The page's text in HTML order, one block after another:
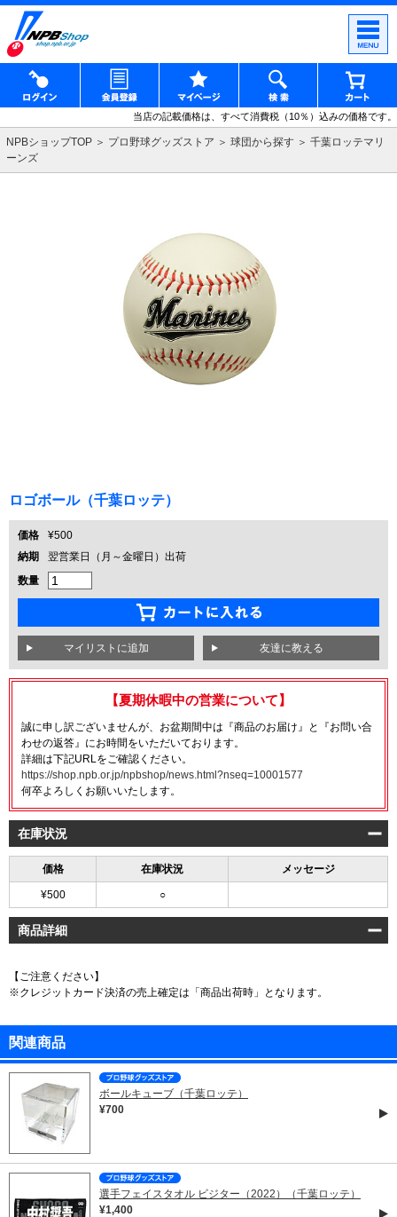
当店の記載価格は、すべて消費税（10％）込みの価格です。
NPBショップTOP プロ野球グッズストア 球団から探す
千葉ロッテマリ
ーンズ
ロゴボール（千葉ロッテ）
価格
¥500
納期
翌営業日（月～金曜日）出荷
数量
友達に教える
【夏期休暇中の営業について】
誠に申し訳ございませんが、お盆期間中は『商品のお届け』と『お問い合
わせの返答』にお時間をいただいております。
詳細は下記URLをご確認ください。
https://shop.npb.or.jp/npbshop/news.html?nseq=10001577
何卒よろしくお願いいたします。
在庫状況
価格 在庫状況 メッセージ
¥500 ○
商品詳細
【ご注意ください】
※クレジットカード決済の売上確定は「商品出荷時」となります。
関連商品
ボールキューブ（千葉ロッテ）
¥700
選手フェイスタオル ビジター（2022）（千葉ロッテ）
¥1,400